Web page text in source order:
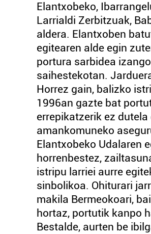
Elantxobeko,
Larrialdi Zerbitzuak,
aldera. Elantxoben
egitearen alde egin
portura sarbidea
saihestekotan.
Horrez gain, balizko
1996an gazte bat
errepikatzerik ez
amankomuneko
Elantxobeko Udalaren
horrenbestez,
istripu larriei aurre
sinbolikoa. Ohiturari
makila Bermeokoari,
hortaz, portutik kanpo
Bestalde, aurten be